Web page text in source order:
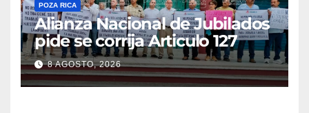
POZA RICA
Alianza Nacional de Jubilados
pide se corrija Articulo 127
8 AGOSTO, 2026